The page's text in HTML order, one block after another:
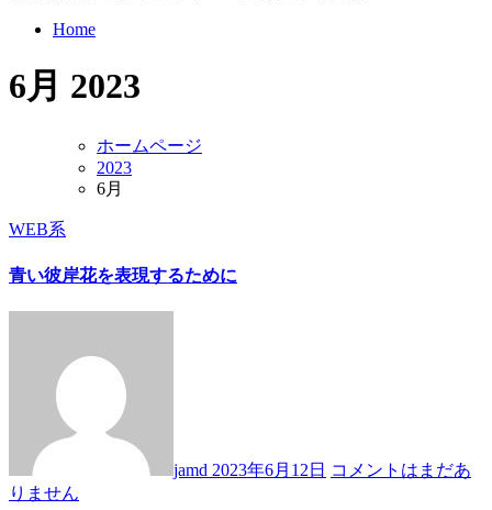
Home
6月 2023
ホームページ
2023
6月
WEB系
青い彼岸花を表現するために
jamd 2023年6月12日 コメントはまだあ
りません